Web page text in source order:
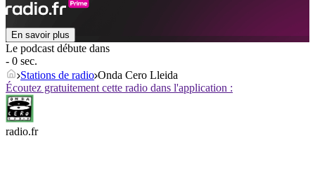
En savoir plus
Le podcast débute dans
- 0 sec.
Stations de radio Onda Cero Lleida
Écoutez gratuitement cette radio dans l'application :
radio.fr